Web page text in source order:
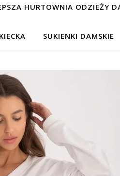
HURTOWNIA ODZIEŻY
SUKIENKI DAMSKIE